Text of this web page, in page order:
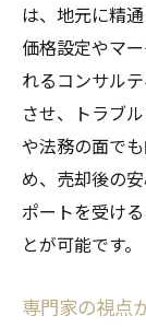
は、地元に精
価格設定やマ
れるコンサル
させ、トラブ
や法務の面で
め、売却後の
ポートを受け
とが可能です。
専門家の視点